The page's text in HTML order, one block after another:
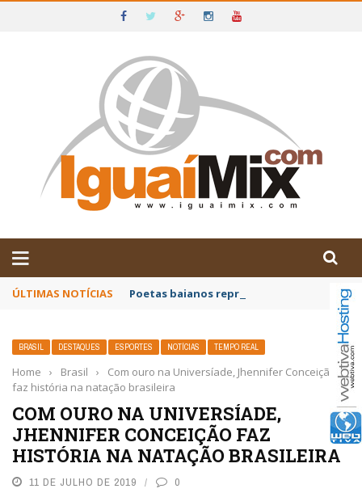
IGUAÍ E SUDOESTE DA BAHIA
ÚLTIMAS NOTÍCIAS Poetas baianos representam o Brasil no
BRASIL DESTAQUES ESPORTES NOTÍCIAS TEMPO REAL
Home › Brasil ›
Com ouro na Universíade, Jhennifer Conceição
faz história na natação brasileira
COM OURO NA UNIVERSÍADE,
JHENNIFER CONCEIÇÃO FAZ
HISTÓRIA NA NATAÇÃO BRASILEIRA
11 DE JULHO DE 2019 0